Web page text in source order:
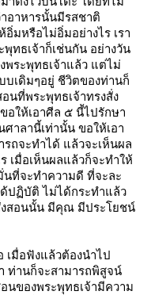
อาหารนั้นมีรสชาติ
อิ่มหรือไม่อิ่มอย่างไร เรา
ทธเจ้าก็เช่นกัน อย่างวัน
ระพุทธเจ้าแล้ว แต่ไม่
บเดิมๆอยู่ ชีวิตของท่านก็
นที่พระพุทธเจ้าทรงสั่ง
ให้เอาศีล ๕ นี้ไปรักษา
าลานี้เท่านั้น ขอให้เอา
ถจะทำได้ แล้วจะเห็นผล
เมื่อเห็นผลแล้วก็จะทำให้
นที่จะทำความดี ที่จะละ
ปฏิบัติ ไม่ได้กระทำแล้ว
งสอนนั้น มีคุณ มีประโยชน์
อฟังแล้วต้องนำไป
ท่านก็จะสามารถพิสูจน์
นของพระพุทธเจ้ามีความ